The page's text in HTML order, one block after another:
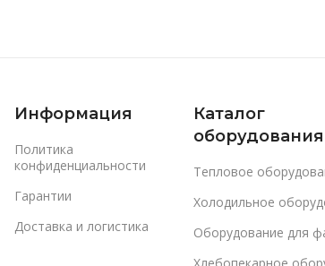
Информация
Политика
конфиденциальности
Гарантии
Доставка и логистика
Каталог
оборудования
Тепловое
Холодильное
Оборудование для